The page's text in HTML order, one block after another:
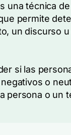
una técnica
permite
un discurso
si las
o
persona o un